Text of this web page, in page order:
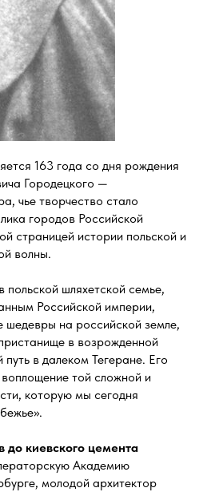
163 года со дня рождения
Городецкого —
чье творчество стало
городов Российской
страницей истории польской и
волны.
шляхетской семье,
Российской империи,
шедевры на российской земле,
в возрожденной
в далеком Тегеране. Его
той сложной и
которую мы сегодня
киевского цемента
Академию
молодой архитектор